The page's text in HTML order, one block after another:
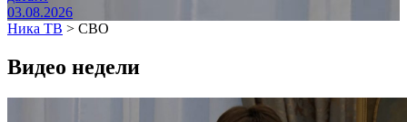
03.08.2026
Ника ТВ > СВО
Видео недели